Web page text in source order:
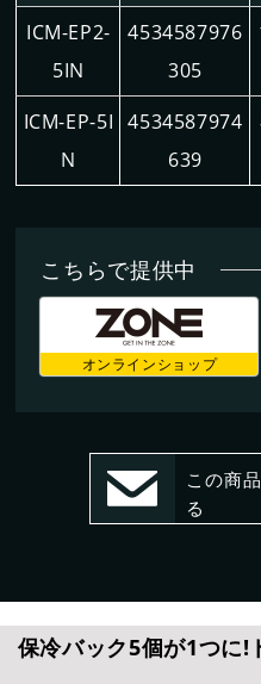
ICM-EP2-
5IN
4534587976
305
ICM-EP-5I
N
4534587974
639
こちらで提供中
オンラインショップ
この商
る
保冷バック5個が1つに!
新着情報
新規会員登録
お客様保証書登録
修理・集荷依頼フォー